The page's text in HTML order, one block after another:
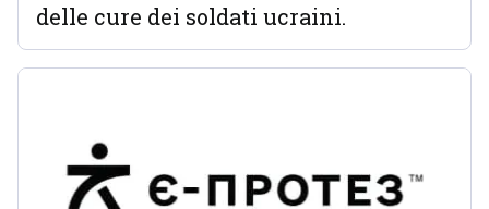
delle cure dei soldati ucraini.